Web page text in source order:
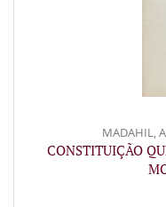
MADAHIL,
CONSTITUIÇÃO